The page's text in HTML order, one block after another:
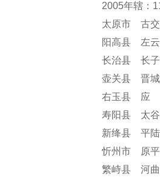
2005年辖：
太原市 古
阳高县 左
长治县 长
壶关县 晋
右玉县 应
寿阳县 太
新绛县 平
忻州市 原
繁峙县 河